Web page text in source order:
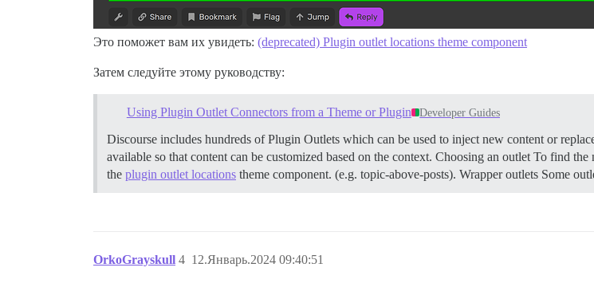
Это поможет вам их увидеть: (deprecated) Plugin outlet locations theme component
Затем следуйте этому руководству:
Using Plugin Outlet Connectors from a Theme or Plugin Developer Guides
Discourse includes hundreds of Plugin Outlets which can be used to inject new content or
available so that content can be customized based on the context. Choosing an outlet To find the
the plugin outlet locations theme component. (e.g. topic-above-posts). Wrapper outlets Some
OrkoGrayskull 12.Январь.2024 09:40:51
4